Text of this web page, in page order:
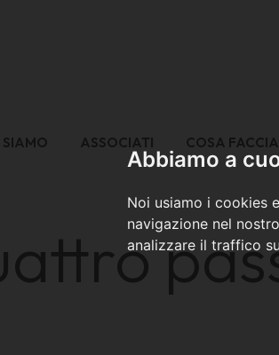
Abbiamo a
Noi usiamo i cookies
navigazione nel
analizzare il traffico
SIAMO ASSOCIATI COSA